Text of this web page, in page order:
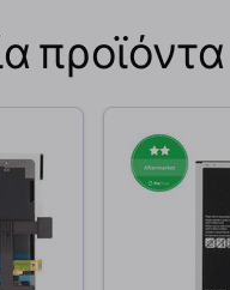
προϊόντα